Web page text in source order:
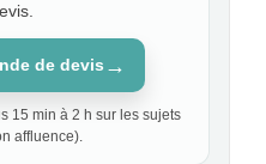
de devis →
15 min à 2 h sur les sujets
affluence).